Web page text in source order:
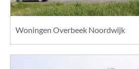
Woningen Overbeek Noordwijk